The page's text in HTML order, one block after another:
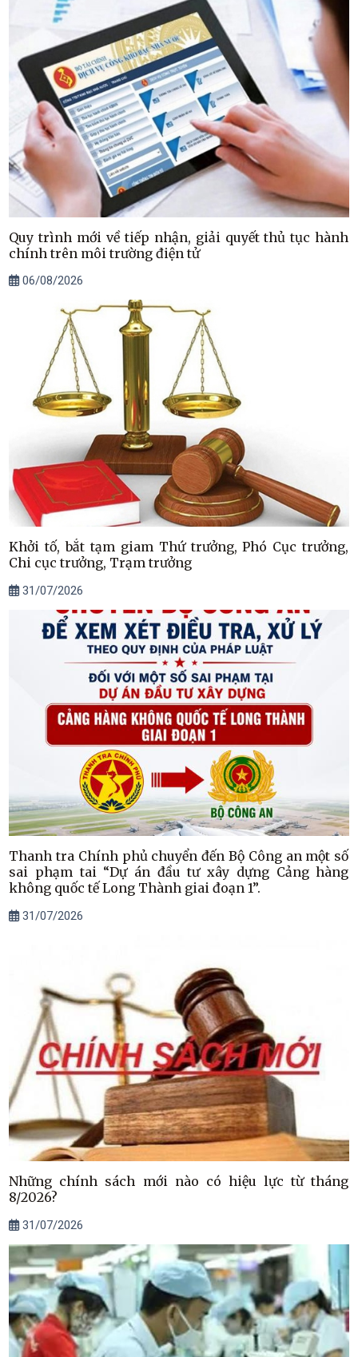
Quy trình mới về tiếp nhận, giải quyết thủ tục hành
chính trên môi trường điện tử
06/08/2026
Khởi tố, bắt tạm giam Thứ trưởng, Phó Cục trưởng,
Chi cục trưởng, Trạm trưởng
31/07/2026
Thanh tra Chính phủ chuyển đến Bộ Công an một số
sai phạm tai “Dự án đầu tư xây dựng Cảng hàng
không quốc tế Long Thành giai đoạn 1”.
31/07/2026
Những chính sách mới nào có hiệu lực từ tháng
8/2026?
31/07/2026